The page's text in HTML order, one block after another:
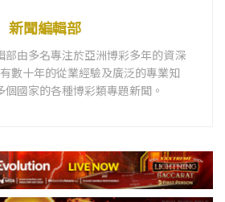
新聞編輯部
部由多名專注於亞洲博彩多年的資深
數十年的從業經驗及廣泛的專業知
個國家的各種博彩類專題新聞。